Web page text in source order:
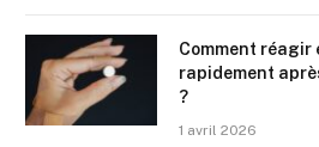
Comment réagir
rapidement
?
1 avril 2026